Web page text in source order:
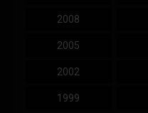
2008
2005
2002
1999